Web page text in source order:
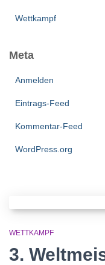
Wettkampf
Meta
Anmelden
Eintrags-Feed
Kommentar-Feed
WordPress.org
WETTKAMPF
3.